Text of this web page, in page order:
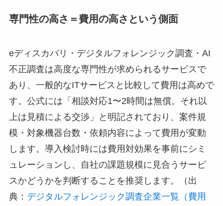
専門性の高さ＝費用の高さという側面
eディスカバリ・デジタルフォレンジック調査・AI
不正調査は高度な専門性が求められるサービスで
あり、一般的なITサービスと比較して費用は高めで
す。公式には「相談対応1〜2時間は無償。それ以
上は見積による交渉」と明記されており、案件規
模・対象機器台数・依頼内容によって費用が変動
します。導入検討時には費用対効果を事前にシミ
ュレーションし、自社の課題規模に見合うサービ
スかどうかを判断することを推奨します。（出
典： デジタルフォレンジック調査企業一覧（費用